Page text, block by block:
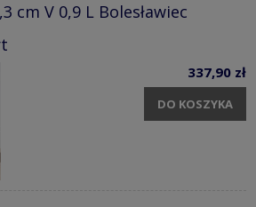
cm V 0,9 L Bolesławiec
337,90 zł
DO KOSZYKA